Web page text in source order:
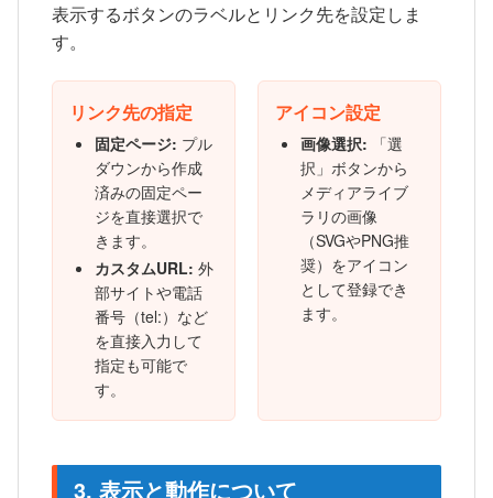
表示するボタンのラベルとリンク先を設定しま
す。
リンク先の指定
固定ページ: プル
ダウンから作成
済みの固定ペー
ジを直接選択で
きます。
カスタムURL: 外
部サイトや電話
番号（tel:）など
を直接入力して
指定も可能で
す。
アイコン設定
画像選択: 「選
択」ボタンから
メディアライブ
ラリの画像
（SVGやPNG推
奨）をアイコン
として登録でき
ます。
3. 表示と動作について